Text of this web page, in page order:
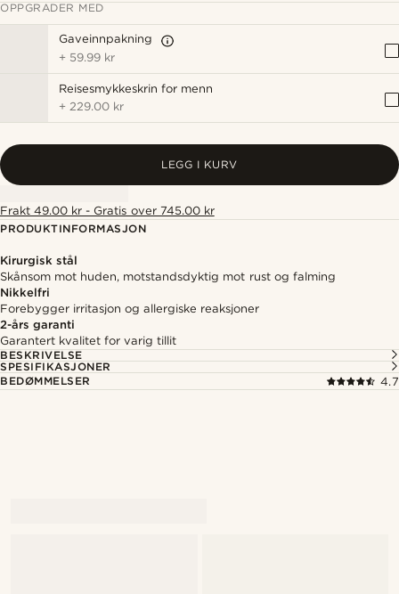
OPPGRADER MED
Gaveinnpakning
+ 59.99 kr
Reisesmykkeskrin for menn
+ 229.00 kr
LEGG I KURV
Frakt 49.00 kr - Gratis over 745.00 kr
PRODUKTINFORMASJON
Kirurgisk stål
Skånsom mot huden, motstandsdyktig mot rust og falming
Nikkelfri
Forebygger irritasjon og allergiske reaksjoner
2-års garanti
Garantert kvalitet for varig tillit
BESKRIVELSE
SPESIFIKASJONER
BEDØMMELSER
4.7